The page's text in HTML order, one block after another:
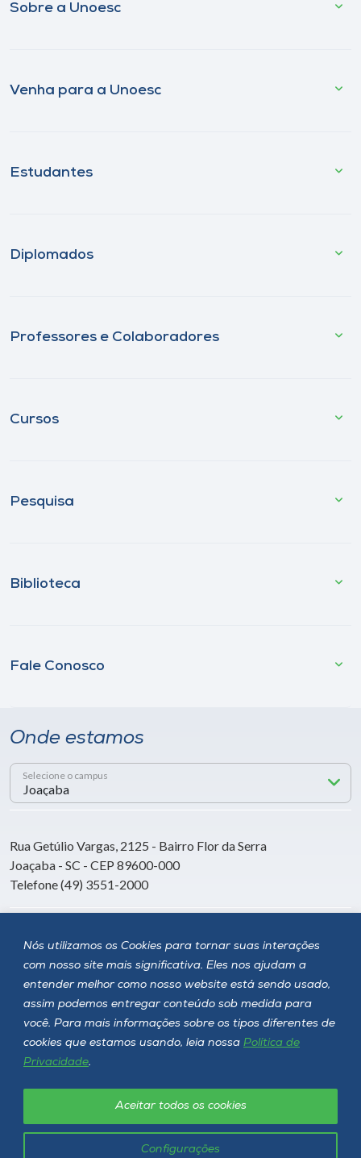
Nós utilizamos os Cookies para tornar suas interações
com nosso site mais significativa. Eles nos ajudam a
entender melhor como nosso website está sendo usado,
assim podemos entregar conteúdo sob medida para
você. Para mais informações sobre os tipos diferentes de
cookies que estamos usando, leia nossa Política de
Privacidade.
Configurações
Aceitar todos os cookies
Sobre a Unoesc
Venha para a Unoesc
Estudantes
Diplomados
Professores e Colaboradores
Cursos
Pesquisa
Biblioteca
Fale Conosco
Onde estamos
Selecione o campus
Rua Getúlio Vargas, 2125 - Bairro Flor da Serra
Joaçaba - SC - CEP 89600-000
Telefone (49) 3551-2000
Siga a Unoesc
Unoesc © 2026 - Todos os direitos reservados
Política de privacidade LGPD